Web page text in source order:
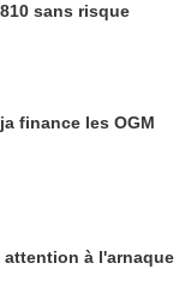
sans risque
finance les OGM
attention à l'arnaque